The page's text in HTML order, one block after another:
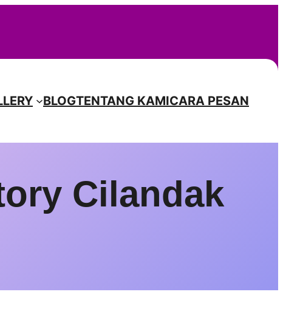
BLOGTENTANG KAMICARA PESAN
Cilandak